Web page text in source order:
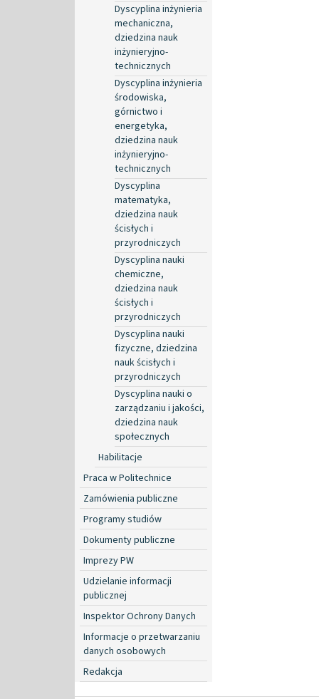
Dyscyplina inżynieria
mechaniczna,
dziedzina nauk
inżynieryjno-
technicznych
Dyscyplina inżynieria
środowiska,
górnictwo i
energetyka,
dziedzina nauk
inżynieryjno-
technicznych
Dyscyplina
matematyka,
dziedzina nauk
ścisłych i
przyrodniczych
Dyscyplina nauki
chemiczne,
dziedzina nauk
ścisłych i
przyrodniczych
Dyscyplina nauki
fizyczne, dziedzina
nauk ścisłych i
przyrodniczych
Dyscyplina nauki o
zarządzaniu i jakości,
dziedzina nauk
społecznych
Habilitacje
Praca w Politechnice
Zamówienia publiczne
Programy studiów
Dokumenty publiczne
Imprezy PW
Udzielanie informacji
publicznej
Inspektor Ochrony Danych
Informacje o przetwarzaniu
danych osobowych
Redakcja